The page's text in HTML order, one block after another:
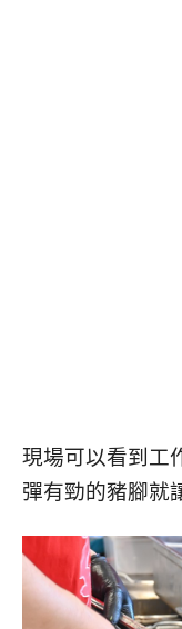
現場可以看到工
彈有勁的豬腳就